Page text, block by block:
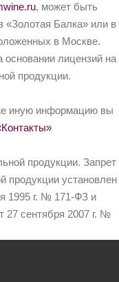
, может быть
«Золотая Балка» или в
в Москве.
основании лицензий на
продукции.
иную информацию вы
продукции. Запрет
продукции установлен
1995 г. № 171-ФЗ и
27 сентября 2007 г. №